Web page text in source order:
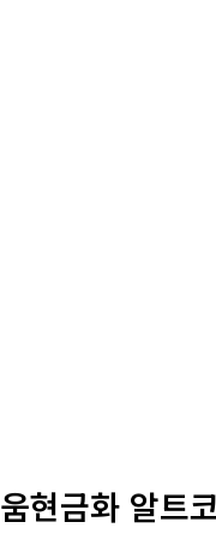
현금화 알트